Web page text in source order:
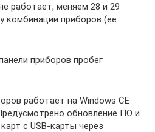
работает, меняем 28 и 29
комбинации приборов (ее
приборов пробег
работает на Windows CE
обновление ПО и
с USB-карты через